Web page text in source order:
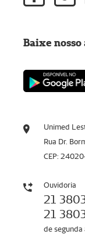
Unimed
Rua Dr.
CEP:
Ouvidoria
21
21
de segunda
Baixe